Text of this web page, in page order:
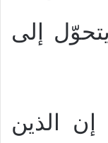
يتحوّل إلى
الذين